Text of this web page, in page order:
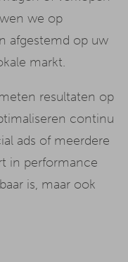
we op
afgestemd op uw
markt.
resultaten op
continu
ads of meerdere
in performance
is, maar ook